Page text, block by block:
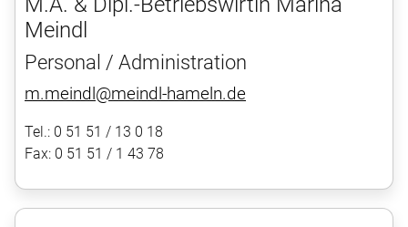
Meindl
Personal / Administration
m.meindl@meindl-hameln.de
Tel.: 0 51 51 / 13 0 18
Fax: 0 51 51 / 1 43 78